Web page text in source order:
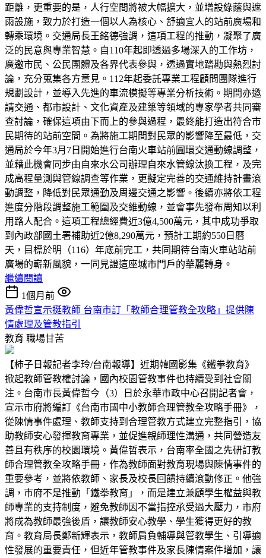
距離，更重要的是，人行空間將被大幅擴大，並增設綠蔭與遮
雨設施，致力於打造一個以人為核心、舒適宜人的站前廣場和
轉乘環境。交通局長王銘德強調，這項工程的推動，凝聚了廣
泛的民意與專業智慧。自110年起即透過多場深入的工作坊，
廣邀市民、公民團體及各界代表參與，透過實地踏勘與熱烈討
論，充分蒐集各方意見。112年起委託專業工程顧問團隊進行
規劃設計，並導入先進的車流模擬等專業分析技術。期間亦邀
請交通、都市設計、文化資產及建築等領域的專家學者共同審
查討論，確保這項由下而上的參與過程，最終能打造出符合市
民期待的站前空間。為將施工期間對民眾的影響降至最低，交
通局於今年3月7日開始進行台南火車站前圓環交通動線調整，
並藉此機會同步由自來水公司辦理自來水管線汰換工程，及完
成高程量測與管線調查等作業，更擬定完善的交通維持計畫滾
動調整，降低對民眾通勤及周邊交通之影響。後續亦將依工程
進度分階段調整施工範圍及交維動線，並會事先發布周知以利
用路人配合。這項工程總經費近3億4,500萬元，其中成功爭取
到內政部國土署補助近2億8,290萬元，預計工期約550日曆
天，目標於明（116）年底前完工，共同期待台南火車站站前
廣場的嶄新風貌，一同見證這座城市門戶的華麗轉身。
繼續閱讀
1個月前
黃偉哲宣示挺教師 台南市訂「教師合理管教全攻略」提供陳
情處理及管教指引
教育 職場甘苦
【柿子日報記者李玲/台南報導】近期韓國影集《鐵拳教育》
掀起教師管教權討論，國內校園管教事件也持續受到社會關
注。台南市長黃偉哲今（3）日於永華市政中心召開記者會，
宣示市府將編訂《台南市國中小教師合理管教全攻略手冊》，
從陳情事件處理、教師支持到合理管教方式建立完整指引，協
助教師安心發揮教育專業，並促進親師理性溝通，共同營造友
善且有秩序的校園環境。黃偉哲表示，台南率全國之先研訂教
師合理管教全攻略手冊，作為教師面對教育現場與陳情事件的
重要參考，並將依教師、家長及校長回饋持續滾動修正。他強
調，市府不是推動「鐵拳教育」，而是建立兼顧學生權益與教
師專業的支持制度，避免教師因不當指控承受過大壓力，市府
將成為教師最強後盾，讓教師安心教學、學生獲得更好的教
育。教育局長鄭新輝表示，教師肩負輔導與管教學生、引導適
性發展的重要責任，但近年管教事件及家長陳情案件增加，讓